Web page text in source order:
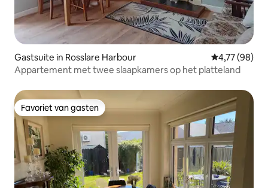
Gastsuite in Rosslare Harbour Gemiddelde
4,77 (98)
Appartement met twee slaapkamers op het platteland
Favoriet van gasten
Favoriet van gasten